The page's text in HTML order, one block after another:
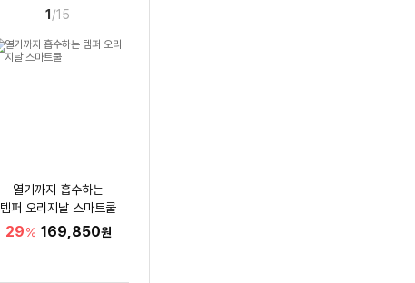
1 /15
열기까지 흡수하는
템퍼 오리지날 스마트쿨
29% 169,850원